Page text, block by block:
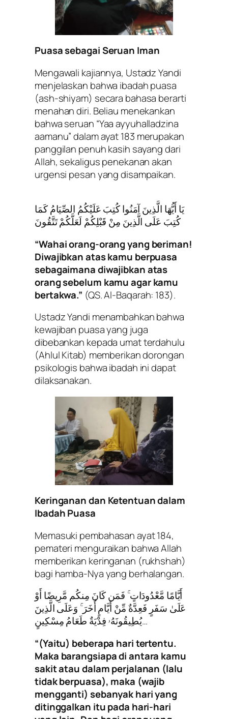
Puasa sebagai Seruan Iman
Mengawali kajiannya, Ustadz Yandi
menjelaskan bahwa ibadah puasa
(ash-shiyam) secara bahasa berarti
menahan diri. Beliau menekankan
bahwa seruan “Yaa ayyuhalladzina
aamanu” dalam ayat 183 merupakan
panggilan penuh kasih sayang dari
Allah, sekaligus penekanan akan
urgensi pesan yang disampaikan.
يَا أَيُّهَا الَّذِينَ آمَنُوا كُتِبَ عَلَيْكُمُ الصِّيَامُ كَمَا
كُتِبَ عَلَى الَّذِينَ مِنْ قَبْلِكُمْ لَعَلَّكُمْ تَتَّقُونَ
“Wahai orang-orang yang beriman!
Diwajibkan atas kamu berpuasa
sebagaimana diwajibkan atas
orang sebelum kamu agar kamu
bertakwa.” (QS. Al-Baqarah: 183).
Ustadz Yandi menambahkan bahwa
kewajiban puasa yang juga
dibebankan kepada umat terdahulu
(Ahlul Kitab) memberikan dorongan
psikologis bahwa ibadah ini dapat
dilaksanakan.
Keringanan dan Ketentuan dalam
Ibadah Puasa
Memasuki pembahasan ayat 184,
pemateri menguraikan bahwa Allah
memberikan keringanan (rukhshah)
bagi hamba-Nya yang berhalangan.
أَيَّامًا مَّعْدُودَاتٍ ۚ فَمَن كَانَ مِنكُم مَّرِيضًا أَوْ
عَلَىٰ سَفَرٍ فَعِدَّةٌ مِّنْ أَيَّامٍ أُخَرَ ۚ وَعَلَى الَّذِينَ
يُطِيقُونَهُۥ فِدْيَةٌ طَعَامُ مِسْكِينٍ…
“(Yaitu) beberapa hari tertentu.
Maka barangsiapa di antara kamu
sakit atau dalam perjalanan (lalu
tidak berpuasa), maka (wajib
mengganti) sebanyak hari yang
ditinggalkan itu pada hari-hari